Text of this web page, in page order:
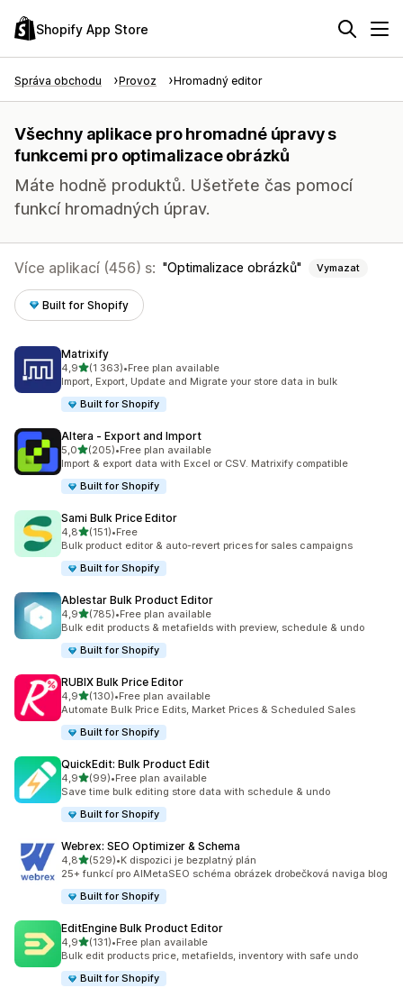
Shopify App Store
Správa obchodu Provoz Hromadný editor
Všechny aplikace pro hromadné úpravy s
funkcemi pro optimalizace obrázků
Máte hodně produktů. Ušetřete čas pomocí
funkcí hromadných úprav.
Více aplikací (456) s: Optimalizace obrázků Vymazat
Built for Shopify
Matrixify
4,9z 5 hvězd
(1 363)
Celkový počet recenzí: 1363
•Free plan available
Import, Export, Update and Migrate your store data in bulk
Built for Shopify
Altera ‑ Export and Import
5,0z 5 hvězd
(205)
Celkový počet recenzí: 205
•Free plan available
Import & export data with Excel or CSV. Matrixify compatible
Built for Shopify
Sami Bulk Price Editor
4,8z 5 hvězd
(151)
Celkový počet recenzí: 151
•Free
Bulk product editor & auto-revert prices for sales campaigns
Built for Shopify
Ablestar Bulk Product Editor
4,9z 5 hvězd
(785)
Celkový počet recenzí: 785
•Free plan available
Bulk edit products & metafields with preview, schedule & undo
Built for Shopify
RUBIX Bulk Price Editor
4,9z 5 hvězd
(130)
Celkový počet recenzí: 130
•Free plan available
Automate Bulk Price Edits, Market Prices & Scheduled Sales
Built for Shopify
QuickEdit: Bulk Product Edit
4,9z 5 hvězd
(99)
Celkový počet recenzí: 99
•Free plan available
Save time bulk editing store data with schedule & undo
Built for Shopify
Webrex: SEO Optimizer & Schema
4,8z 5 hvězd
(529)
Celkový počet recenzí: 529
•K dispozici je bezplatný plán
25+ funkcí pro AIMetaSEO schéma obrázek drobečková naviga blog
Built for Shopify
EditEngine Bulk Product Editor
4,9z 5 hvězd
(131)
Celkový počet recenzí: 131
•Free plan available
Bulk edit products price, metafields, inventory with safe undo
Built for Shopify